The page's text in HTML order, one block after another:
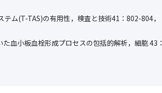
ム(T-TAS)の有用性，検査と技術41：802-804，
血小板血栓形成プロセスの包括的解析，細胞 43：